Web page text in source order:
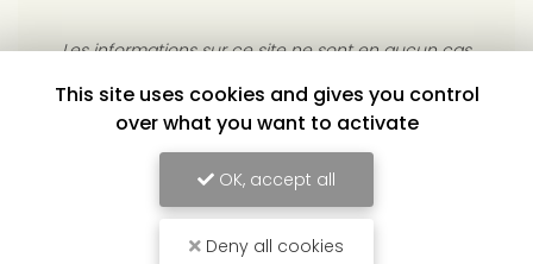
Les informations sur ce site ne sont en aucun cas
destinées à diagnostiquer, traiter, atténuer ou guérir
une maladie. L’éditeur s’interdit de répondre à des
courriels médicaux personnels sans consultation
individuelle médicale.
This site uses cookies and gives you control
over what you want to activate
OK, accept all
Deny all cookies